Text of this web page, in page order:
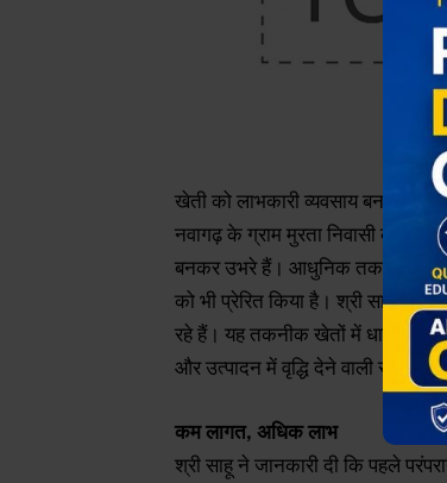
खेती को लाभकारी व्यवसाय बनाने की
नवागढ़ के ग्राम मुरता निवासी कृषक
बनकर उभरे हैं। आधुनिक तकनीकों को
को भी प्रेरित किया है। श्री साहू
रहे हैं। यह तकनीक खेतों में धान की
और उत्पादन में वृद्धि देने वाली साबित हो
कम लागत, अधिक लाभ
श्री साहू ने जानकारी दी कि पहले